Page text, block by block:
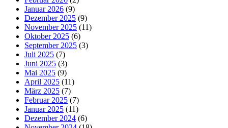
Januar 2026 (9)
Dezember 2025 (9)
November 2025 (11)
Oktober 2025 (6)
September 2025 (3)
Juli 2025 (7)
Juni 2025 (3)
Mai 2025 (9)
April 2025 (11)
März 2025 (7)
Februar 2025 (7)
Januar 2025 (11)
Dezember 2024 (6)